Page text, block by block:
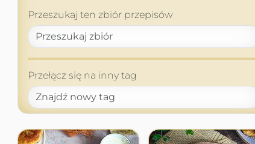
Przeszukaj ten zbiór przepisów
Przełącz się na inny tag